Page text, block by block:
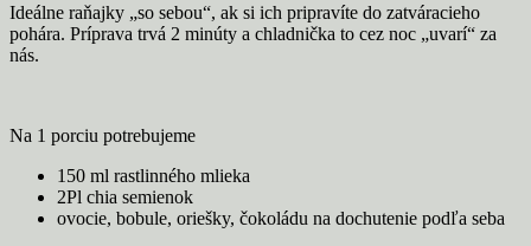
Ideálne raňajky „so sebou“, ak si ich pripravíte do zatváracieho
pohára. Príprava trvá 2 minúty a chladnička to cez noc „uvarí“ za
nás.
Na 1 porciu potrebujeme
150 ml rastlinného mlieka
2Pl chia semienok
ovocie, bobule, oriešky, čokoládu na dochutenie podľa seba